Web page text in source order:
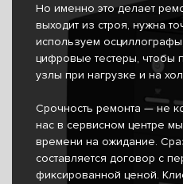
Но именно это делает
выходит из строя, нужна
используем
цифровые тестеры, чтобы
узлы при нагрузке и на
Срочность ремонта — не
нас в сервисном центре
времени на ожидание.
составляется договор с
фиксированной ценой.